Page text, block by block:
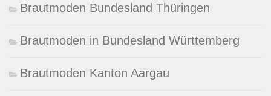
Brautmoden Bundesland Thüringen
Brautmoden in Bundesland Württemberg
Brautmoden Kanton Aargau